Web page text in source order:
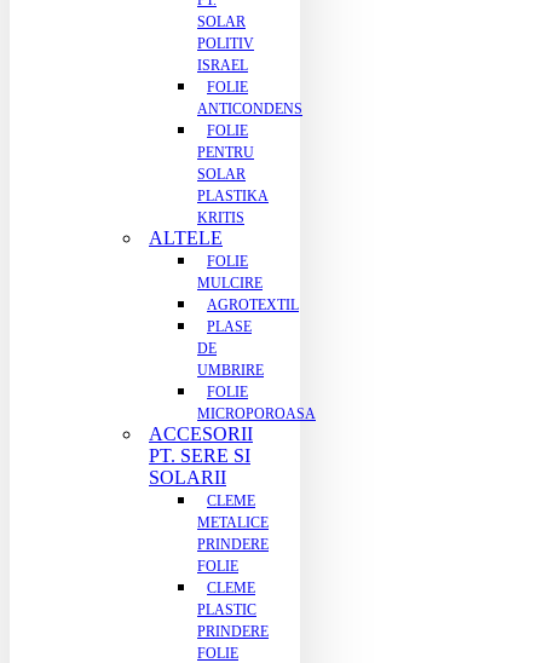
SOLAR
POLITIV
ISRAEL
FOLIE
ANTICONDENS
FOLIE
PENTRU
SOLAR
PLASTIKA
KRITIS
ALTELE
FOLIE
MULCIRE
AGROTEXTIL
PLASE
DE
UMBRIRE
FOLIE
MICROPOROASA
ACCESORII
PT. SERE SI
SOLARII
CLEME
METALICE
PRINDERE
FOLIE
CLEME
PLASTIC
PRINDERE
FOLIE